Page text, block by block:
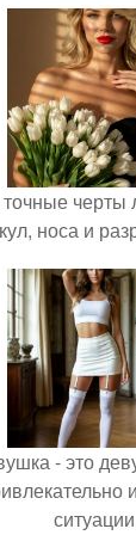
носа и
- это